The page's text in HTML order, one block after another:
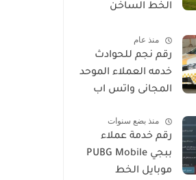
الخط الساخن
منذ عام
رقم نجم للحوادث
خدمه العملاء الموحد
المجانى واتس اب
منذ بضع سنوات
رقم خدمة عملاء
ببجي PUBG Mobile
موبايل الخط